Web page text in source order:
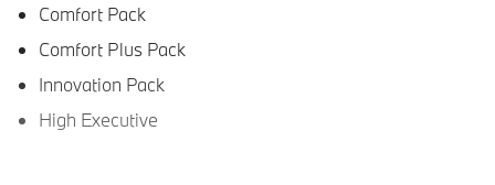
Comfort Pack
Comfort Plus Pack
Innovation Pack
High Executive